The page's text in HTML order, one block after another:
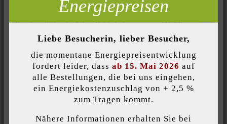
Produktbeschreibung
Das Besondere an der Largo Sichtkantenplatte sind die
färbigen Kanten, d. h. die Seitenflächen sind schöne
Ansichtsflächen. Die Platte wird daher zur Stufenverkleidung,
als Abschlussplatte auf Terrassen oder um Pools verwendet.
Sie fragen sich, was der Unterschied zur herkömmlichen Largo
Inaktiv
Komfort (Seitenfunktionalität) Inaktiv
Inaktiv
Individuelle Cookies akzeptieren
Energiepreisen
Liebe Besucherin, lieber Besucher,
die momentane Energiepreisentwicklung
fordert leider, dass ab 15. Mai 2026 auf
alle Bestellungen, die bei uns eingehen,
ein Energiekostenzuschlag von + 2,5 %
zum Tragen kommt.
Nähere Informationen erhalten Sie bei